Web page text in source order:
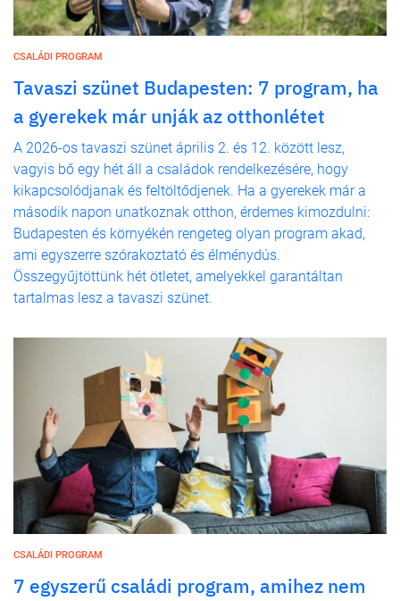
CSALÁDI PROGRAM
Tavaszi szünet Budapesten: 7 program, ha
a gyerekek már unják az otthonlétet
A 2026-os tavaszi szünet április 2. és 12. között lesz,
vagyis bő egy hét áll a családok rendelkezésére, hogy
kikapcsolódjanak és feltöltődjenek. Ha a gyerekek már a
második napon unatkoznak otthon, érdemes kimozdulni:
Budapesten és környékén rengeteg olyan program akad,
ami egyszerre szórakoztató és élménydús.
Összegyűjtöttünk hét ötletet, amelyekkel garantáltan
tartalmas lesz a tavaszi szünet.
CSALÁDI PROGRAM
7 egyszerű családi program, amihez nem